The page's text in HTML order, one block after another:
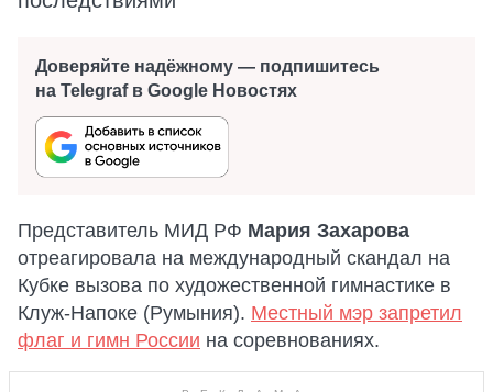
Доверяйте надёжному — подпишитесь
на Telegraf в Google Новостях
Представитель МИД РФ Мария Захарова
отреагировала на международный скандал на
Кубке вызова по художественной гимнастике в
Клуж-Напоке (Румыния). Местный мэр запретил
флаг и гимн России на соревнованиях.